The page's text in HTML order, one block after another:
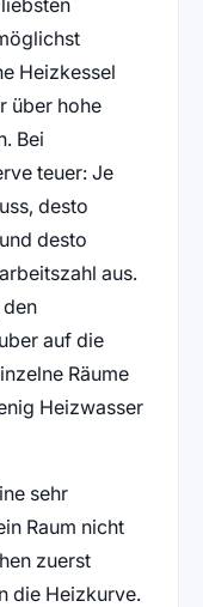
Heizkessel
über hohe
Bei
teuer: Je
desto
desto
aus.
auf die
Räume
Heizwasser
sehr
Raum nicht
zuerst
die Heizkurve.